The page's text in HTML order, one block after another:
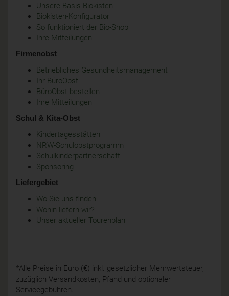
Unsere Basis-Biokisten
Biokisten-Konfigurator
So funktioniert der Bio-Shop
Ihre Mitteilungen
Firmenobst
Betriebliches Gesundheitsmanagement
Ihr BüroObst
BüroObst bestellen
Ihre Mitteilungen
Schul & Kita-Obst
Kindertagesstätten
NRW-Schulobstprogramm
Schulkinderpartnerschaft
Sponsoring
Liefergebiet
Wo Sie uns finden
Wohin liefern wir?
Unser aktueller Tourenplan
*Alle Preise in Euro (€) inkl. gesetzlicher Mehrwertsteuer,
zuzüglich Versandkosten, Pfand und optionaler
Servicegebühren.